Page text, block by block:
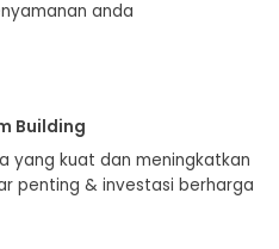
anda
Building
yang kuat dan meningkatkan
penting & investasi berharga